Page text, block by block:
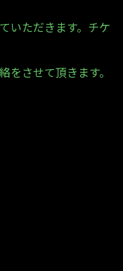
いただきます。チケ
をさせて頂きます。